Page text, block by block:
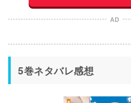
AD
5巻ネタバレ感想